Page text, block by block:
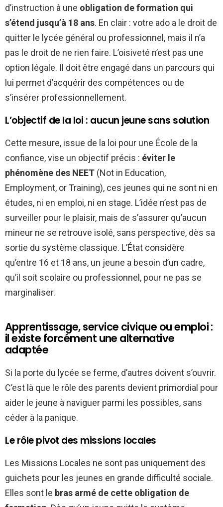
d’instruction à une obligation de formation qui
s’étend jusqu’à 18 ans. En clair : votre ado a le droit de
quitter le lycée général ou professionnel, mais il n’a
pas le droit de ne rien faire. L’oisiveté n’est pas une
option légale. Il doit être engagé dans un parcours qui
lui permet d’acquérir des compétences ou de
s’insérer professionnellement.
L’objectif de la loi : aucun jeune sans solution
Cette mesure, issue de la loi pour une École de la
confiance, vise un objectif précis : éviter le
phénomène des NEET (Not in Education,
Employment, or Training), ces jeunes qui ne sont ni en
études, ni en emploi, ni en stage. L’idée n’est pas de
surveiller pour le plaisir, mais de s’assurer qu’aucun
mineur ne se retrouve isolé, sans perspective, dès sa
sortie du système classique. L’État considère
qu’entre 16 et 18 ans, un jeune a besoin d’un cadre,
qu’il soit scolaire ou professionnel, pour ne pas se
marginaliser.
Apprentissage, service civique ou emploi :
il existe forcément une alternative
adaptée
Si la porte du lycée se ferme, d’autres doivent s’ouvrir.
C’est là que le rôle des parents devient primordial pour
aider le jeune à naviguer parmi les possibles, sans
céder à la panique.
Le rôle pivot des missions locales
Les Missions Locales ne sont pas uniquement des
guichets pour les jeunes en grande difficulté sociale.
Elles sont le bras armé de cette obligation de